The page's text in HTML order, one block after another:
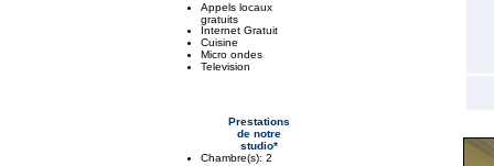
Appels locaux
gratuits
Internet Gratuit
Cuisine
Micro ondes
Television
Prestations
de notre
studio*
Chambre(s): 2